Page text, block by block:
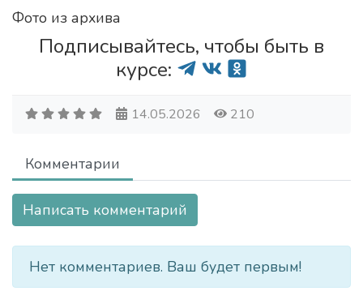
Фото из архива
Подписывайтесь, чтобы быть в
курсе:
14.05.2026 210
Комментарии
Написать комментарий
Нет комментариев. Ваш будет первым!